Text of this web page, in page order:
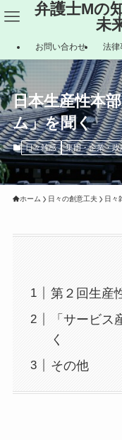
弁護士Mの
未
お問い合わせ 法律
日本生産性本
ム」を聞く
日々雑感 集団・企業・政
ホーム 日々の創意工夫 日々
第２回生産
「サービ
く
その他